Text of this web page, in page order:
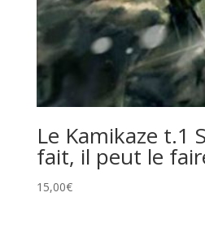
Le Kamikaze t.1
fait, il peut le
15,00€